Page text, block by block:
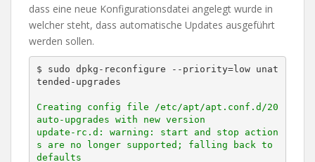
dass eine neue Konfigurationsdatei angelegt wurde in
welcher steht, dass automatische Updates ausgeführt
werden sollen.
$ sudo dpkg-reconfigure --priority=low unat
tended-upgrades
Creating config file /etc/apt/apt.conf.d/20
auto-upgrades with new version
update-rc.d: warning: start and stop action
s are no longer supported; falling back to
defaults